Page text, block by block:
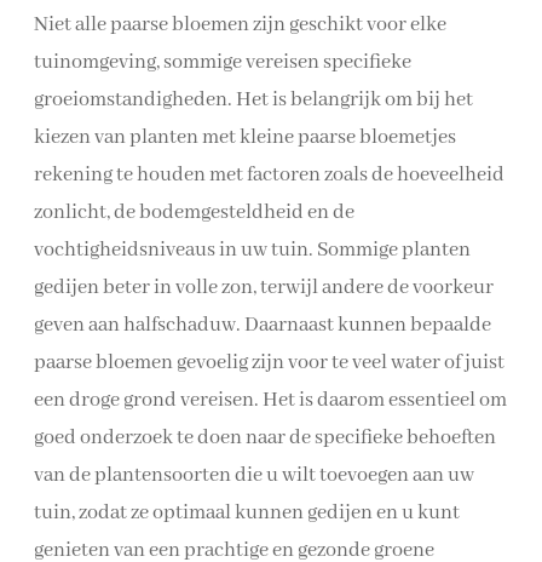
Niet alle paarse bloemen zijn geschikt voor elke
tuinomgeving, sommige vereisen specifieke
groeiomstandigheden. Het is belangrijk om bij het
kiezen van planten met kleine paarse bloemetjes
rekening te houden met factoren zoals de hoeveelheid
zonlicht, de bodemgesteldheid en de
vochtigheidsniveaus in uw tuin. Sommige planten
gedijen beter in volle zon, terwijl andere de voorkeur
geven aan halfschaduw. Daarnaast kunnen bepaalde
paarse bloemen gevoelig zijn voor te veel water of juist
een droge grond vereisen. Het is daarom essentieel om
goed onderzoek te doen naar de specifieke behoeften
van de plantensoorten die u wilt toevoegen aan uw
tuin, zodat ze optimaal kunnen gedijen en u kunt
genieten van een prachtige en gezonde groene